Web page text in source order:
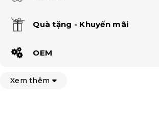
Quà tặng - Khuyến mãi
OEM
Xem thêm